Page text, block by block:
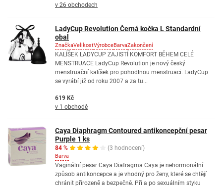
v 26 obchodech
LadyCup Revolution Černá kočka L Standardní
obal
ZnačkaVelikostVýrobceBarvaZakončení
KALÍŠEK LADYCUP ZAJISTÍ KOMFORT BĚHEM CELÉ
MENSTRUACE LadyCup Revolution je nový český
menstruační kalíšek pro pohodlnou menstruaci. LadyCup
se vyrábí již od roku 2007 a za tu...
619 Kč
v 1 obchodě
Caya Diaphragm Contoured antikoncepční pesar
Purple 1 ks
84 % (3 hodnocení)
Barva
Vaginální pesar Caya Diafragma Caya je nehormonální
způsob antikoncepce a je vhodný pro ženy, které se chtějí
chránit přirozeně a bezpečně. Při a po sexuálním styku